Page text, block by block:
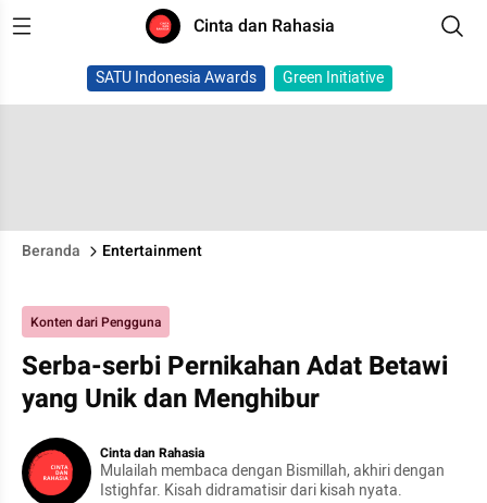
Cinta dan Rahasia
SATU Indonesia Awards Green Initiative
Beranda Entertainment
Konten dari Pengguna
Serba-serbi Pernikahan Adat Betawi
yang Unik dan Menghibur
Cinta dan Rahasia
Mulailah membaca dengan Bismillah, akhiri dengan
Istighfar. Kisah didramatisir dari kisah nyata.